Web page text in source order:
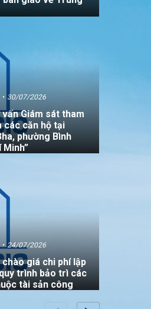
30/07/2026
Giám sát tham
phường Bình
Minh”
24/07/2026
chào giá chi phí lập
trình bảo trì các
tài sản công